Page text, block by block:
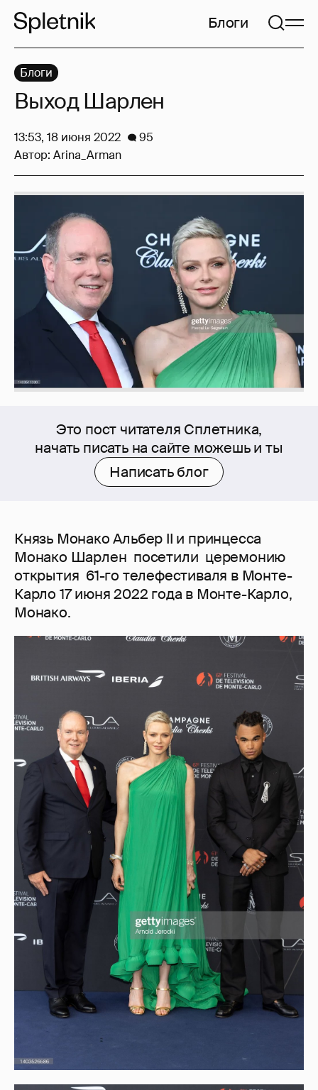
Блоги
Это пост читателя Сплетника,
начать писать на сайте можешь и ты
Написать блог
Князь Монако Альбер II и принцесса
Монако Шарлен посетили церемонию
открытия 61-го телефестиваля в Монте-
Карло 17 июня 2022 года в Монте-Карло,
Монако.
Блоги
Выход Шарлен
13:53, 18 июня 2022
95
Автор: Arina_Arman